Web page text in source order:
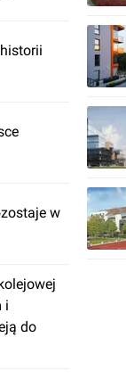
w
i
do